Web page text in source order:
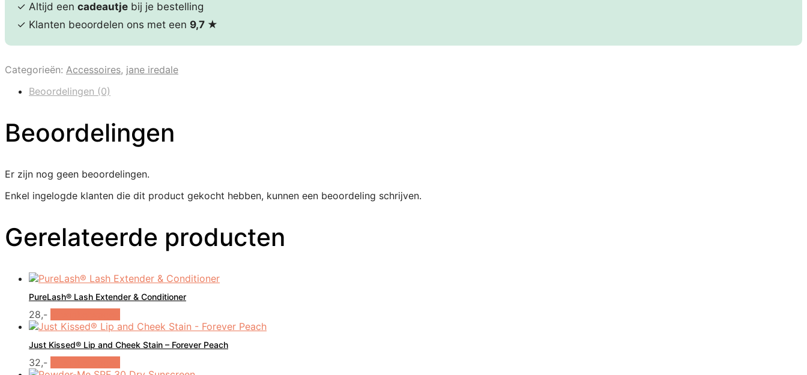
✓ Altijd een cadeautje bij je bestelling
✓ Klanten beoordelen ons met een 9,7 ★
Categorieën: Accessoires, jane iredale
Beoordelingen (0)
Beoordelingen
Er zijn nog geen beoordelingen.
Enkel ingelogde klanten die dit product gekocht hebben, kunnen een beoordeling schrijven.
Gerelateerde producten
PureLash® Lash Extender & Conditioner
28,-
Just Kissed® Lip and Cheek Stain – Forever Peach
32,-